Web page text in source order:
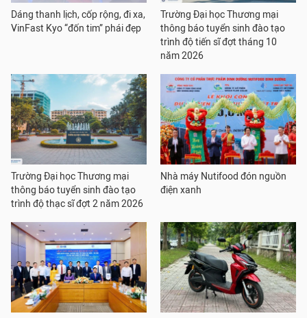
Dáng thanh lịch, cốp rộng, đi xa,
VinFast Kyo “đốn tim” phái đẹp
Trường Đại học Thương mại
thông báo tuyển sinh đào tạo
trình độ tiến sĩ đợt tháng 10
năm 2026
Trường Đại học Thương mại
thông báo tuyển sinh đào tạo
trình độ thạc sĩ đợt 2 năm 2026
Nhà máy Nutifood đón nguồn
điện xanh